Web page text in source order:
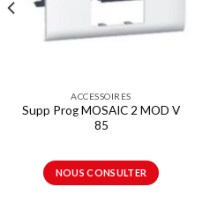
ACCESSOIRES
Supp Prog MOSAIC 2 MOD V
85
NOUS CONSULTER